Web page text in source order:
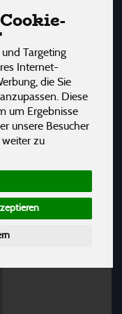
Targeting
Internet-
die Sie
Diese
um Ergebnisse
unsere Besucher
zu
Allergene